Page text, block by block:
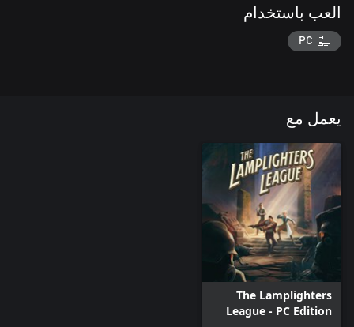
العب باستخدام
PC
يعمل مع
The Lamplighters
League - PC Edition